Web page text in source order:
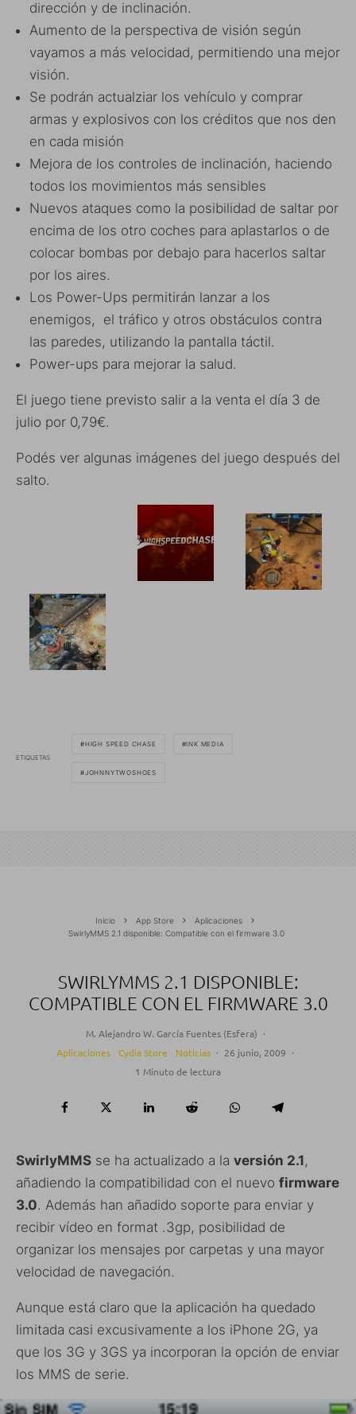
dirección y de inclinación.
Aumento de la perspectiva de visión según
vayamos a más velocidad, permitiendo una mejor
visión.
Se podrán actualziar los vehículo y comprar
armas y explosivos con los créditos que nos den
en cada misión
Mejora de los controles de inclinación, haciendo
todos los movimientos más sensibles
Nuevos ataques como la posibilidad de saltar por
encima de los otro coches para aplastarlos o de
colocar bombas por debajo para hacerlos saltar
por los aires.
Los Power-Ups permitirán lanzar a los
enemigos, el tráfico y otros obstáculos contra
las paredes, utilizando la pantalla táctil.
Power-ups para mejorar la salud.
El juego tiene previsto salir a la venta el día 3 de
julio por 0,79€.
Podés ver algunas imágenes del juego después del
salto.
ETIQUETAS
HIGH SPEED CHASE INK MEDIA
JOHNNYTWOSHOES
Inicio App Store
Aplicaciones
SwirlyMMS 2.1 disponible: Compatible con el firmware 3.0
SWIRLYMMS 2.1 DISPONIBLE:
COMPATIBLE CON EL FIRMWARE 3.0
M. Alejandro W. García Fuentes (Esfera) ·
Aplicaciones
Cydia Store Noticias · 26 junio, 2009 ·
1 Minuto de lectura
SwirlyMMS se ha actualizado a la versión 2.1,
añadiendo la compatibilidad con el nuevo firmware
3.0. Además han añadido soporte para enviar y
recibir vídeo en format .3gp, posibilidad de
organizar los mensajes por carpetas y una mayor
velocidad de navegación.
Aunque está claro que la aplicación ha quedado
limitada casi excusivamente a los iPhone 2G, ya
que los 3G y 3GS ya incorporan la opción de enviar
los MMS de serie.